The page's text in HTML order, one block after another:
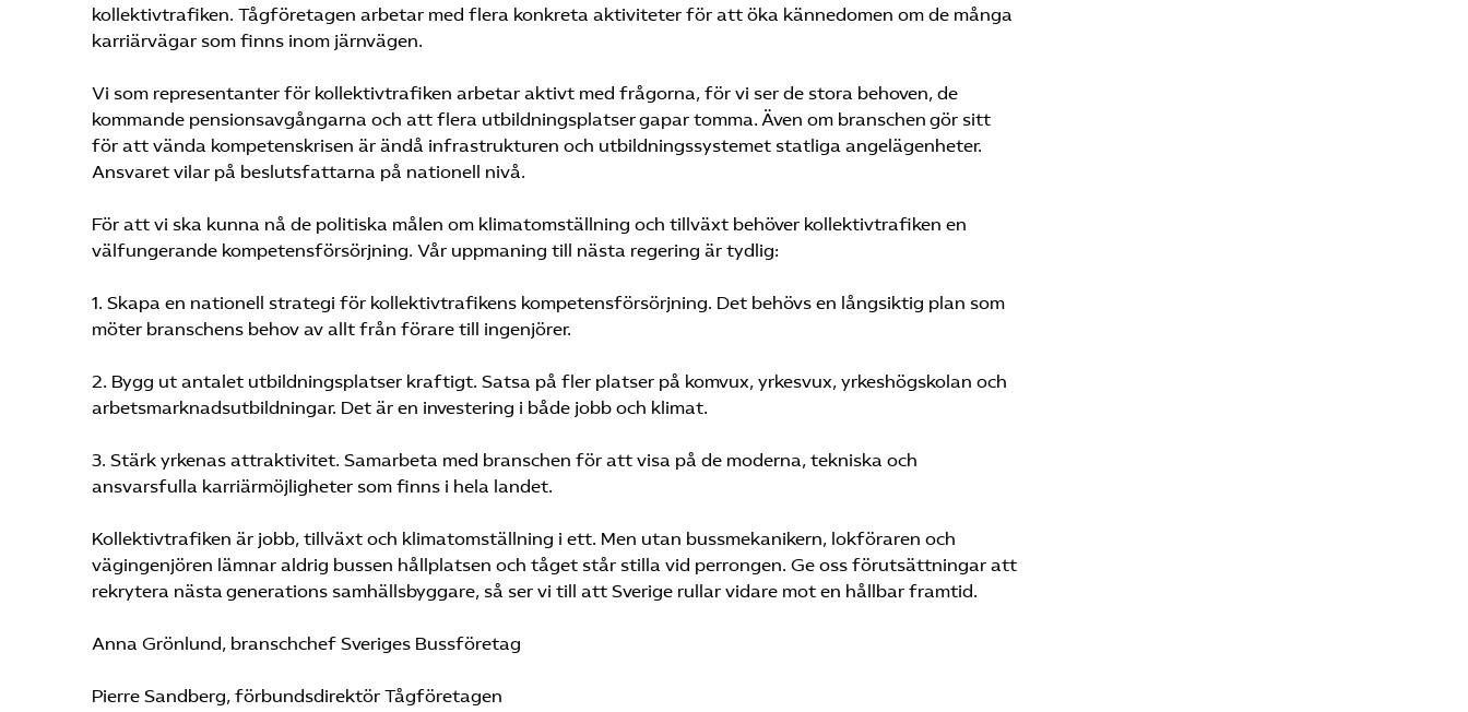
kollektivtrafiken. Tågföretagen arbetar med flera konkreta aktiviteter för att öka kännedomen om de många
karriärvägar som finns inom järnvägen.
Vi som representanter för kollektivtrafiken arbetar aktivt med frågorna, för vi ser de stora behoven, de
kommande pensionsavgångarna och att flera utbildningsplatser gapar tomma. Även om branschen gör sitt
för att vända kompetenskrisen är ändå infrastrukturen och utbildningssystemet statliga angelägenheter.
Ansvaret vilar på beslutsfattarna på nationell nivå.
För att vi ska kunna nå de politiska målen om klimatomställning och tillväxt behöver kollektivtrafiken en
välfungerande kompetensförsörjning. Vår uppmaning till nästa regering är tydlig:
1. Skapa en nationell strategi för kollektivtrafikens kompetensförsörjning. Det behövs en långsiktig plan som
möter branschens behov av allt från förare till ingenjörer.
2. Bygg ut antalet utbildningsplatser kraftigt. Satsa på fler platser på komvux, yrkesvux, yrkeshögskolan och
arbetsmarknadsutbildningar. Det är en investering i både jobb och klimat.
3. Stärk yrkenas attraktivitet. Samarbeta med branschen för att visa på de moderna, tekniska och
ansvarsfulla karriärmöjligheter som finns i hela landet.
Kollektivtrafiken är jobb, tillväxt och klimatomställning i ett. Men utan bussmekanikern, lokföraren och
vägingenjören lämnar aldrig bussen hållplatsen och tåget står stilla vid perrongen. Ge oss förutsättningar att
rekrytera nästa generations samhällsbyggare, så ser vi till att Sverige rullar vidare mot en hållbar framtid.
Anna Grönlund, branschchef Sveriges Bussföretag
Pierre Sandberg, förbundsdirektör Tågföretagen